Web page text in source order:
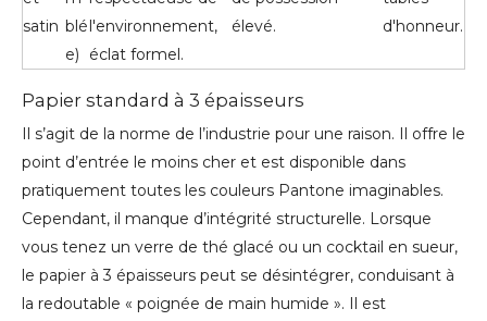
satin blé
e)
l'environnement,
éclat formel.
élevé.
d'honneur.
Papier standard à 3 épaisseurs
Il s’agit de la norme de l’industrie pour une raison. Il offre le
point d’entrée le moins cher et est disponible dans
pratiquement toutes les couleurs Pantone imaginables.
Cependant, il manque d’intégrité structurelle. Lorsque
vous tenez un verre de thé glacé ou un cocktail en sueur,
le papier à 3 épaisseurs peut se désintégrer, conduisant à
la redoutable « poignée de main humide ». Il est